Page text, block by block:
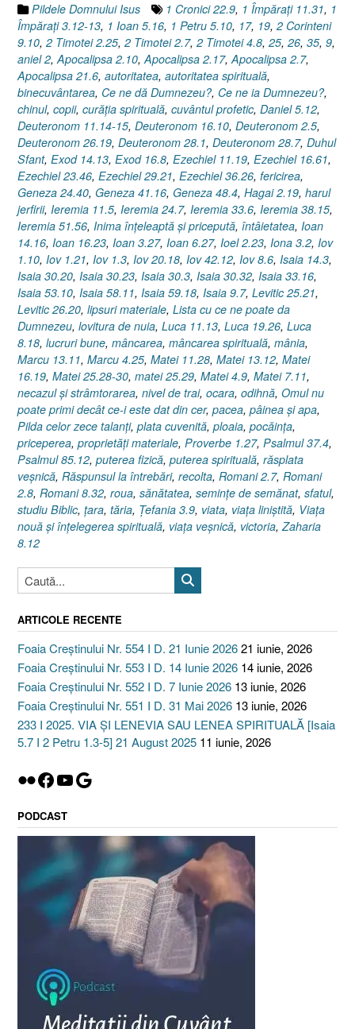
dă
/
ia)”
Pildele Domnului Isus 1 Cronici 22.9, 1 Împăraţi 11.31, 1
Împăraţi 3.12-13, 1 Ioan 5.16, 1 Petru 5.10, 17, 19, 2 Corinteni
9.10, 2 Timotei 2.25, 2 Timotei 2.7, 2 Timotei 4.8, 25, 26, 35, 9,
aniel 2,Apocalipsa 2.10,Apocalipsa 2.17,Apocalipsa 2.7,
Apocalipsa 21.6, autoritatea, autoritatea spirituală,
binecuvântarea, Ce ne dă Dumnezeu?, Ce ne ia Dumnezeu?,
chinul, copii, curăţia spirituală, cuvântul profetic, Daniel 5.12,
Deuteronom 11.14-15, Deuteronom 16.10, Deuteronom 2.5,
Deuteronom 26.19, Deuteronom 28.1, Deuteronom 28.7, Duhul
Sfant, Exod 14.13, Exod 16.8, Ezechiel 11.19, Ezechiel 16.61,
Ezechiel 23.46, Ezechiel 29.21, Ezechiel 36.26, fericirea,
Geneza 24.40, Geneza 41.16, Geneza 48.4, Hagai 2.19, harul
jerfirii, Ieremia 11.5, Ieremia 24.7, Ieremia 33.6, Ieremia 38.15,
Ieremia 51.56, Inima înţeleaptă şi pricepută, întâietatea, Ioan
14.16, Ioan 16.23, Ioan 3.27, Ioan 6.27, Ioel 2.23, Iona 3.2, Iov
1.10, Iov 1.21, Iov 1.3, Iov 20.18, Iov 42.12, Iov 8.6, Isaia 14.3,
Isaia 30.20, Isaia 30.23, Isaia 30.3, Isaia 30.32, Isaia 33.16,
Isaia 53.10, Isaia 58.11, Isaia 59.18, Isaia 9.7, Levitic 25.21,
Levitic 26.20, lipsuri materiale, Lista cu ce ne poate da
Dumnezeu, lovitura de nuia, Luca 11.13, Luca 19.26, Luca
8.18, lucruri bune, mâncarea, mâncarea spirituală, mânia,
Marcu 13.11, Marcu 4.25, Matei 11.28, Matei 13.12, Matei
16.19, Matei 25.28-30, matei 25.29, Matei 4.9, Matei 7.11,
necazul şi strâmtorarea, nivel de trai, ocara, odihnă, Omul nu
poate primi decât ce-i este dat din cer, pacea, pâinea şi apa,
Pilda celor zece talanţi, plata cuvenită, ploaia, pocăinţa,
priceperea, proprietăţi materiale, Proverbe 1.27, Psalmul 37.4,
Psalmul 85.12, puterea fizică, puterea spirituală, răsplata
veşnică, Răspunsul la întrebări, recolta, Romani 2.7, Romani
2.8, Romani 8.32, roua, sănătatea, seminţe de semănat, sfatul,
studiu Biblic, ţara, tăria, Ţefania 3.9, viata, viaţa liniştită, Viaţa
nouă şi înţelegerea spirituală, viaţa veşnică, victoria,Zaharia
8.12
ARTICOLE RECENTE
Foaia Creștinului Nr. 554 I D. 21 Iunie 202621 iunie, 2026
Foaia Creștinului Nr. 553 I D. 14 Iunie 2026 14 iunie, 2026
Foaia Creștinului Nr. 552 I D. 7 Iunie 2026 13 iunie, 2026
Foaia Creștinului Nr. 551 I D. 31 Mai 2026 13 iunie, 2026
233 I 2025. VIA ȘI LENEVIA SAU LENEA SPIRITUALĂ [Isaia
5.7 I 2 Petru 1.3-5] 21 August 2025 11 iunie, 2026
Flickr
Facebook
YouTube
Google
PODCAST